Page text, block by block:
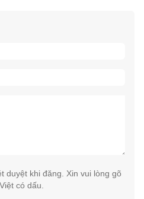
duyệt khi đăng. Xin vui lòng gõ
có dấu.